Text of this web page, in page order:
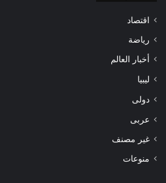
اقتصاد
رياضة
أخبار العالم
ليبيا
دولى
عربى
غير مصنف
منوعات